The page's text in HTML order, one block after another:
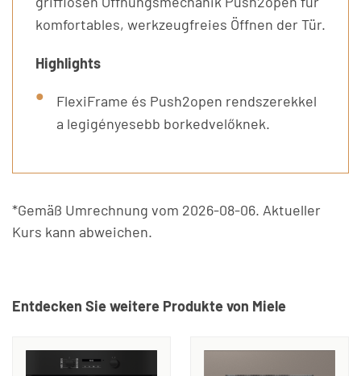
komfortables, werkzeugfreies Öffnen der Tür.
Highlights
FlexiFrame és Push2open rendszerekkel
a legigényesebb borkedvelőknek.
*Gemäß Umrechnung vom 2026-08-06. Aktueller
Kurs kann abweichen.
Entdecken Sie weitere Produkte von Miele